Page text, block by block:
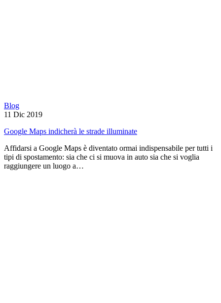
Blog
11 Dic 2019
Google Maps indicherà le strade illuminate
Affidarsi a Google Maps è diventato ormai indispensabile per tutti i
tipi di spostamento: sia che ci si muova in auto sia che si voglia
raggiungere un luogo a…